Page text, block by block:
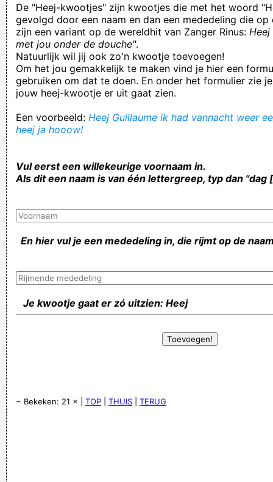
De "Heej-kwootjes" zijn kwootjes die met het woord
gevolgd door een naam en dan een mededeling die op
zijn een variant op de wereldhit van Zanger Rinus:
met jou onder de douche".
Natuurlijk wil jij ook zo'n kwootje toevoegen!
Om het jou gemakkelijk te maken vind je hier een
gebruiken om dat te doen. En onder het formulier zie
jouw heej-kwootje er uit gaat zien.
Een voorbeeld: Heej Guillaume ik had vannacht weer
heej ja hooow!
Vul eerst een willekeurige voornaam in.
Als dit een naam is van één lettergreep, typ dan "dag
En hier vul je een mededeling in, die rijmt op de
Je kwootje gaat er zó uitzien: Heej
~ Bekeken: 21 × | TOP THUIS TERUG